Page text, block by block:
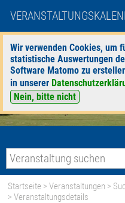
Wir verwenden Cookies, um
statistische Auswertungen
Software Matomo zu
in unserer
Nein, bitte nicht
Startseite >Veranstaltungen >
> Veranstaltungsdetails